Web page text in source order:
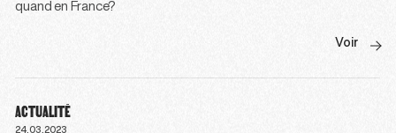
quand en France?
Voir
ACTUALITÉ
24.03.2023